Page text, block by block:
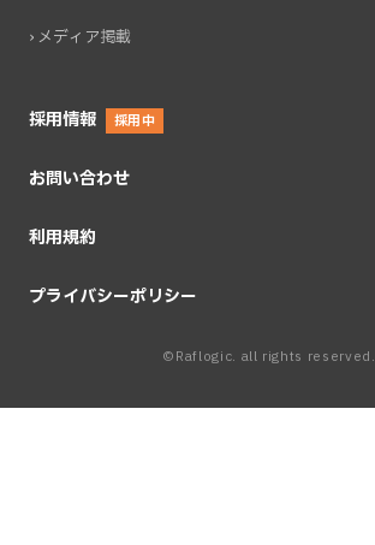
› メディア掲載
採用情報 採用中
お問い合わせ
利用規約
プライバシーポリシー
©Raflogic. all rights reserved.